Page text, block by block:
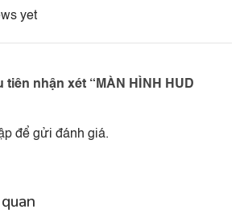
yet
nhận xét “MÀN HÌNH HUD
để gửi đánh giá.